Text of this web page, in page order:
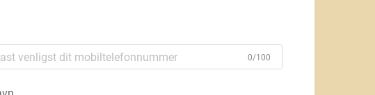
0/100